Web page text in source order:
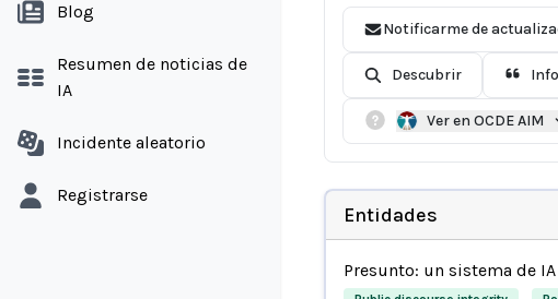
Blog
Resumen de noticias de
IA
Incidente aleatorio
Registrarse
Notificarme de
Descubrir
Ver en OCDE AIM
Entidades
Presunto: un sistema de